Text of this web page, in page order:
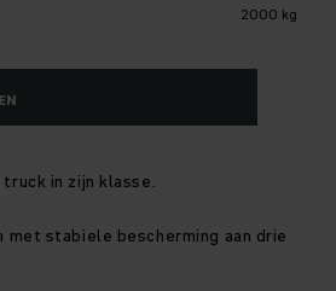
2000 kg
in zijn klasse.
met stabiele bescherming aan drie